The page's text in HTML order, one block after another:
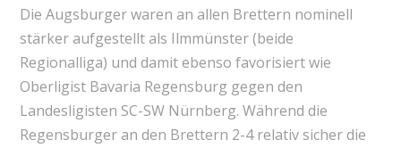
Die Augsburger waren an allen Brettern nominell
stärker aufgestellt als Ilmmünster (beide
Regionalliga) und damit ebenso favorisiert wie
Oberligist Bavaria Regensburg gegen den
Landesligisten SC-SW Nürnberg. Während die
Regensburger an den Brettern 2-4 relativ sicher die